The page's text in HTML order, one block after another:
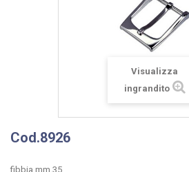
Visualizza
ingrandito
Cod.8926
fibbia mm.35